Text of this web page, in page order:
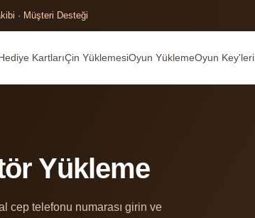
· Müşteri Desteği
KartlarıÇin YüklemesiOyun YüklemeOyun Key'leri
Yükleme
cep telefonu numarası girin ve